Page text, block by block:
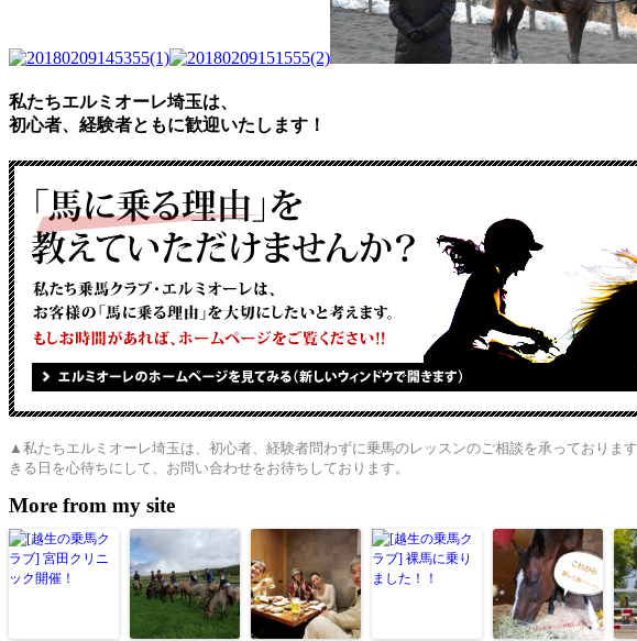
私たちエルミオーレ埼玉は、
初心者、経験者ともに歓迎いたします！
▲私たちエルミオーレ埼玉は、初心者、経験者問わずに乗馬のレッスンのご相談を承っており
きる日を心待ちにして、お問い合わせをお待ちしております。
More from my site